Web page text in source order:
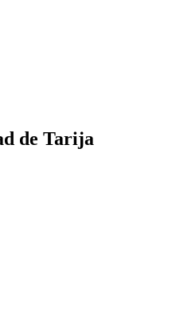
de Tarija